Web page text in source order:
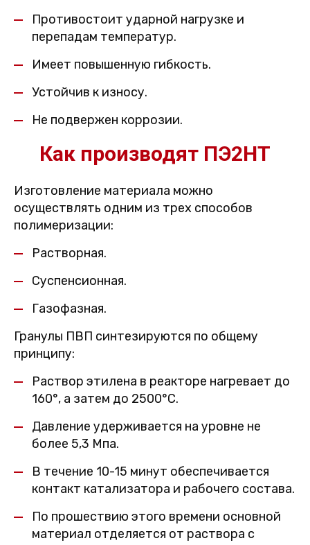
Противостоит ударной нагрузке и
перепадам температур.
Имеет повышенную гибкость.
Устойчив к износу.
Не подвержен коррозии.
Как производят ПЭ2НТ
Изготовление материала можно
осуществлять одним из трех способов
полимеризации:
Растворная.
Суспенсионная.
Газофазная.
Гранулы ПВП синтезируются по общему
принципу:
Раствор этилена в реакторе нагревает до
160°, а затем до 2500°С.
Давление удерживается на уровне не
более 5,3 Мпа.
В течение 10-15 минут обеспечивается
контакт катализатора и рабочего состава.
По прошествию этого времени основной
материал отделяется от раствора с